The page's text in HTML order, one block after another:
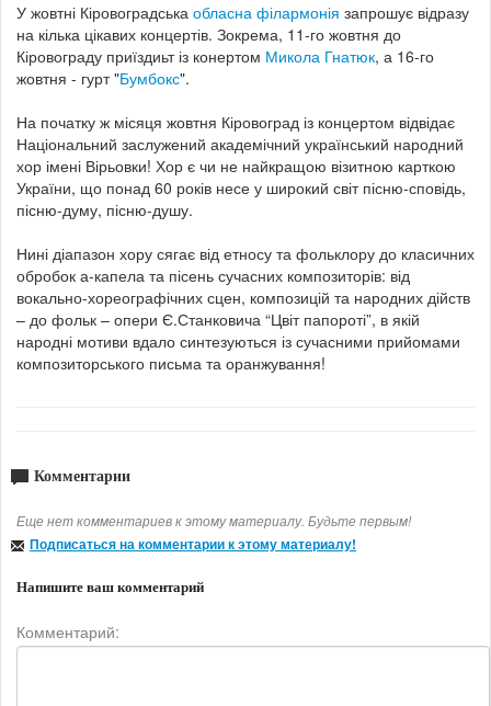
У жовтні Кіровоградська обласна філармонія запрошує відразу
на кілька цікавих концертів. Зокрема, 11-го жовтня до
Кіровограду приїздиьт із конертом Микола Гнатюк, а 16-го
жовтня - гурт "Бумбокс".
На початку ж місяця жовтня Кіровоград із концертом відвідає
Національний заслужений академічний український народний
хор імені Вірьовки! Хор є чи не найкращою візитною карткою
України, що понад 60 років несе у широкий світ пісню-сповідь,
пісню-думу, пісню-душу.
Нині діапазон хору сягає від етносу та фольклору до класичних
обробок а-капела та пісень сучасних композиторів: від
вокально-хореографічних сцен, композицій та народних дійств
– до фольк – опери Є.Станковича “Цвіт папороті”, в якій
народні мотиви вдало синтезуються із сучасними прийомами
композиторського письма та оранжування!
Комментарии
Еще нет комментариев к этому материалу. Будьте первым!
Подписаться на комментарии к этому материалу!
Напишите ваш комментарий
Комментарий: